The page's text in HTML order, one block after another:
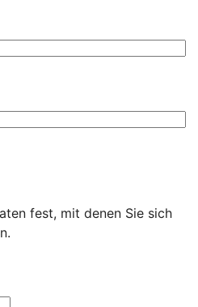
fest, mit denen Sie sich